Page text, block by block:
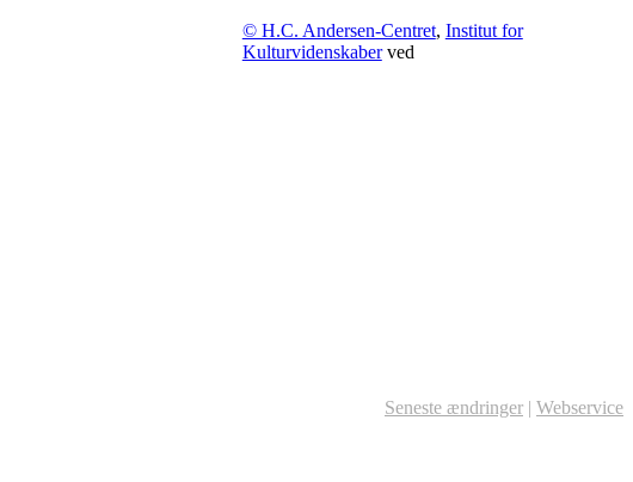
© H.C. Andersen-Centret, Institut for
Kulturvidenskaberved
Seneste ændringer | Webservice